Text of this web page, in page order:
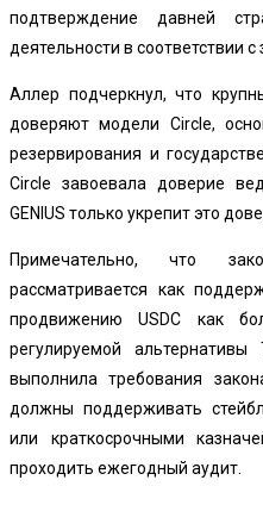
подтверждение давней
деятельности в соответствии
Аллер подчеркнул, что
доверяют модели Circle,
резервирования и
Circle завоевала доверие
GENIUS только укрепит это
Примечательно, что
рассматривается как
продвижению USDC как
регулируемой
выполнила требования
должны поддерживать
или краткосрочными
проходить ежегодный аудит.